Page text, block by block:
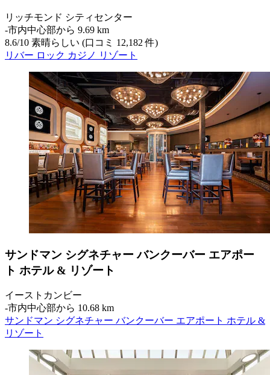
リッチモンド シティセンター
‐市内中心部から 9.69 km
8.6/10 素晴らしい (口コミ 12,182 件)
リバー ロック カジノ リゾート
サンドマン シグネチャー バンクーバー エアポー
ト ホテル & リゾート
イーストカンビー
‐市内中心部から 10.68 km
サンドマン シグネチャー バンクーバー エアポート ホテル &
リゾート